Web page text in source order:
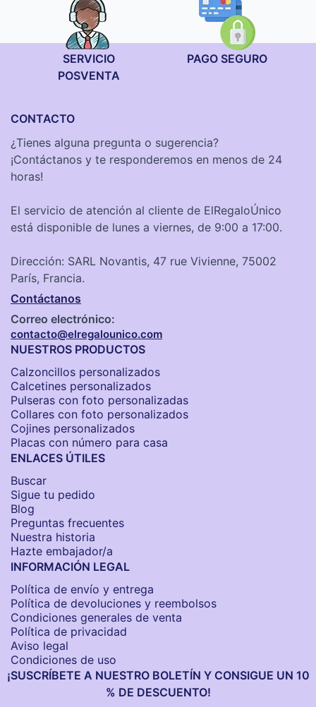
SERVICIO
POSVENTA
PAGO SEGURO
CONTACTO
¿Tienes alguna pregunta o sugerencia?
¡Contáctanos y te responderemos en menos de 24
horas!
El servicio de atención al cliente de ElRegaloÚnico
está disponible de lunes a viernes, de 9:00 a 17:00.
Dirección: SARL Novantis, 47 rue Vivienne, 75002
París, Francia.
Contáctanos
Correo electrónico:
contacto@elregalounico.com
NUESTROS PRODUCTOS
Calzoncillos personalizados​
Calcetines personalizados
Pulseras con foto personalizadas
Collares con foto personalizados
Cojines personalizados
Placas con número para casa
ENLACES ÚTILES
Buscar
Sigue tu pedido
Blog
Preguntas frecuentes
Nuestra historia
Hazte embajador/a
INFORMACIÓN LEGAL
Política de envío y entrega
Política de devoluciones y reembolsos
Condiciones generales de venta
Política de privacidad
Aviso legal
Condiciones de uso
¡SUSCRÍBETE A NUESTRO BOLETÍN Y CONSIGUE UN 10
% DE DESCUENTO!